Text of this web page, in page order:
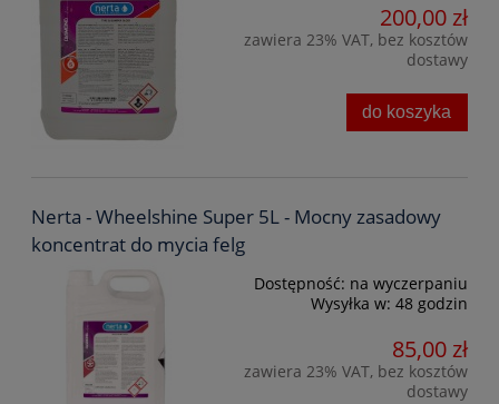
200,00 zł
zawiera 23% VAT, bez kosztów
dostawy
do koszyka
Nerta - Wheelshine Super 5L - Mocny zasadowy
koncentrat do mycia felg
Dostępność: na wyczerpaniu
Wysyłka w: 48 godzin
85,00 zł
zawiera 23% VAT, bez kosztów
dostawy